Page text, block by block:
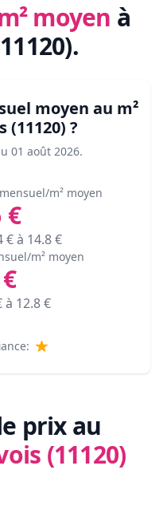
moyen à
.
moyen au m²
(11120) ?
01 août 2026.
m² moyen
€
€ à 14.8€
m² moyen
€
à 12.8€
prix au
(11120)